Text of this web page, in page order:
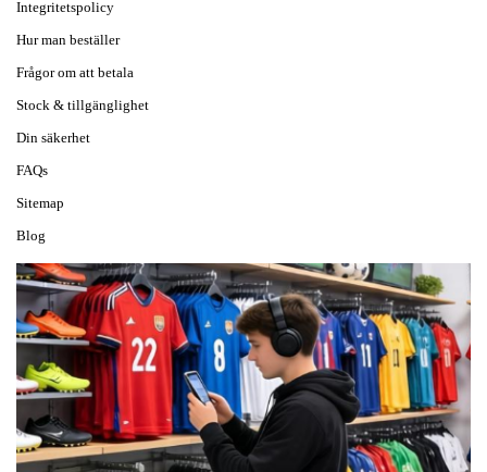
Integritetspolicy
Hur man beställer
Frågor om att betala
Stock & tillgänglighet
Din säkerhet
FAQs
Sitemap
Blog